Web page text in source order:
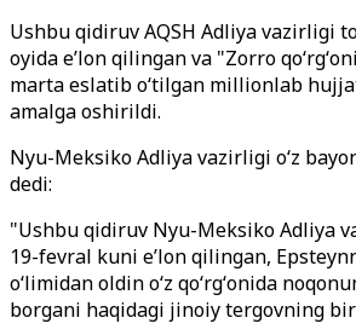
Ushbu qidiruv AQSH Adliya vazirligi
oyida e’lon qilingan va "Zorro
marta eslatib oʻtilgan millionlab
amalga oshirildi.
Nyu-Meksiko Adliya vazirligi oʻz
dedi:
"Ushbu qidiruv Nyu-Meksiko Adliya
19-fevral kuni e’lon qilingan,
oʻlimidan oldin oʻz qoʻrgʻonida
borgani haqidagi jinoiy tergovning